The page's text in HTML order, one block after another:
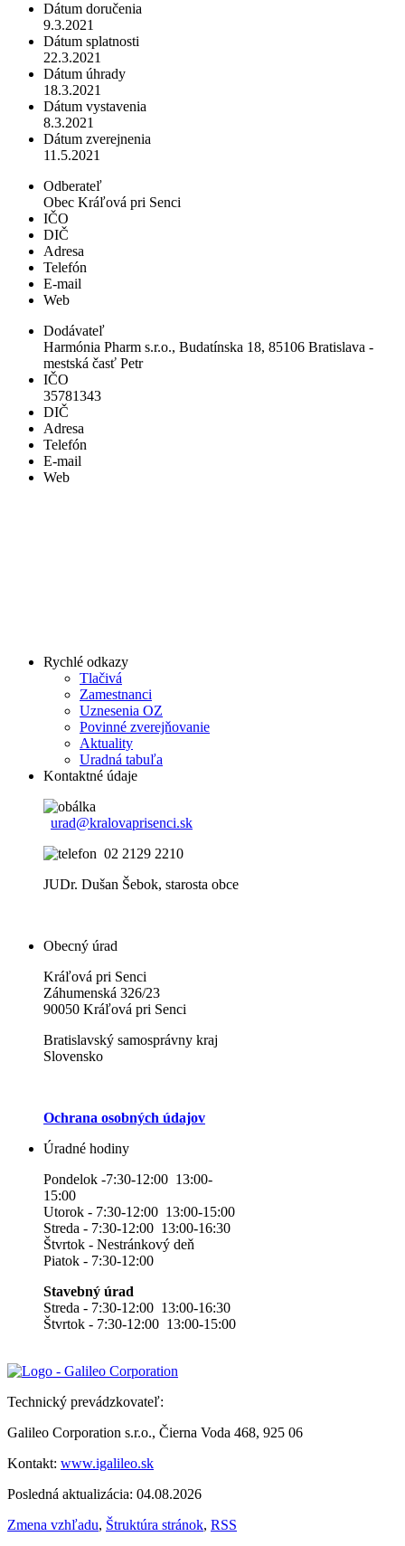
Dátum doručenia
9.3.2021
Dátum splatnosti
22.3.2021
Dátum úhrady
18.3.2021
Dátum vystavenia
8.3.2021
Dátum zverejnenia
11.5.2021
Odberateľ
Obec Kráľová pri Senci
IČO
DIČ
Adresa
Telefón
E-mail
Web
Dodávateľ
Harmónia Pharm s.r.o., Budatínska 18, 85106 Bratislava -
mestská časť Petr
IČO
35781343
DIČ
Adresa
Telefón
E-mail
Web
Rychlé odkazy
Tlačivá
Zamestnanci
Uznesenia OZ
Povinné zverejňovanie
Aktuality
Uradná tabuľa
Kontaktné údaje
urad@kralovaprisenci.sk
02 2129 2210
JUDr. Dušan Šebok, starosta obce
Obecný úrad
Kráľová pri Senci
Záhumenská 326/23
90050 Kráľová pri Senci
Bratislavský samosprávny kraj
Slovensko
Ochrana osobných údajov
Úradné hodiny
Pondelok -7:30-12:00 13:00-
15:00
Utorok - 7:30-12:00 13:00-15:00
Streda - 7:30-12:00 13:00-16:30
Štvrtok - Nestránkový deň
Piatok - 7:30-12:00
Stavebný úrad
Streda - 7:30-12:00 13:00-16:30
Štvrtok - 7:30-12:00 13:00-15:00
Technický prevádzkovateľ:
Galileo Corporation s.r.o., Čierna Voda 468, 925 06
Kontakt: www.igalileo.sk
Posledná aktualizácia: 04.08.2026
Zmena vzhľadu, Štruktúra stránok, RSS